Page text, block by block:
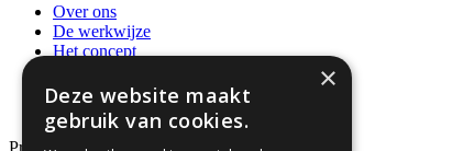
Over ons
De werkwijze
Het concept
Recensies
Neem contact op
Producten
×
Deze website maakt
gebruik van cookies.